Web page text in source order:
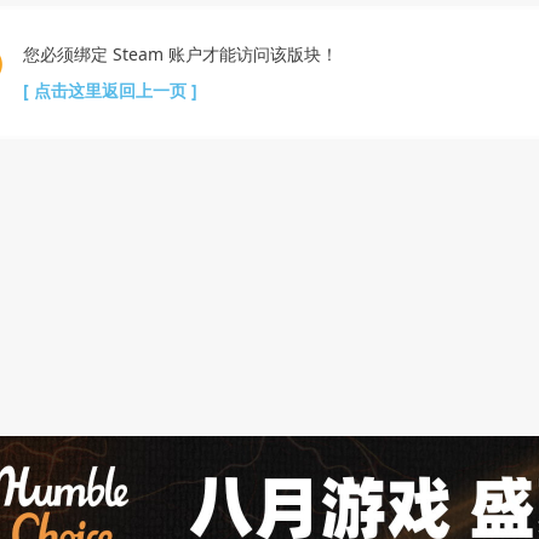
您必须绑定 Steam 账户才能访问该版块！
[ 点击这里返回上一页 ]